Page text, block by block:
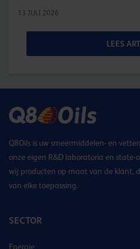
13 JULI 2026
LEES
Q8Oils is uw smeermiddelen- en
onze eigen R&D laboratoria en
wij producten op maat van de klant,
van elke toepassing.
SECTOR
Energie